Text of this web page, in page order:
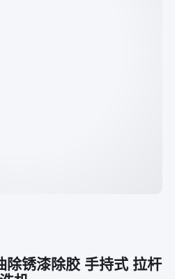
除锈漆除胶 手持式 拉杆